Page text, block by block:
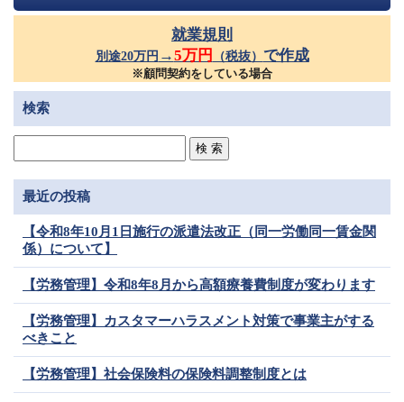
就業規則
別途20万円 →5万円 （税抜） で作成
※顧問契約をしている場合
検索
最近の投稿
【令和8年10月1日施行の派遣法改正（同一労働同一賃金関
係）について】
【労務管理】令和8年8月から高額療養費制度が変わります
【労務管理】カスタマーハラスメント対策で事業主がする
べきこと
【労務管理】社会保険料の保険料調整制度とは